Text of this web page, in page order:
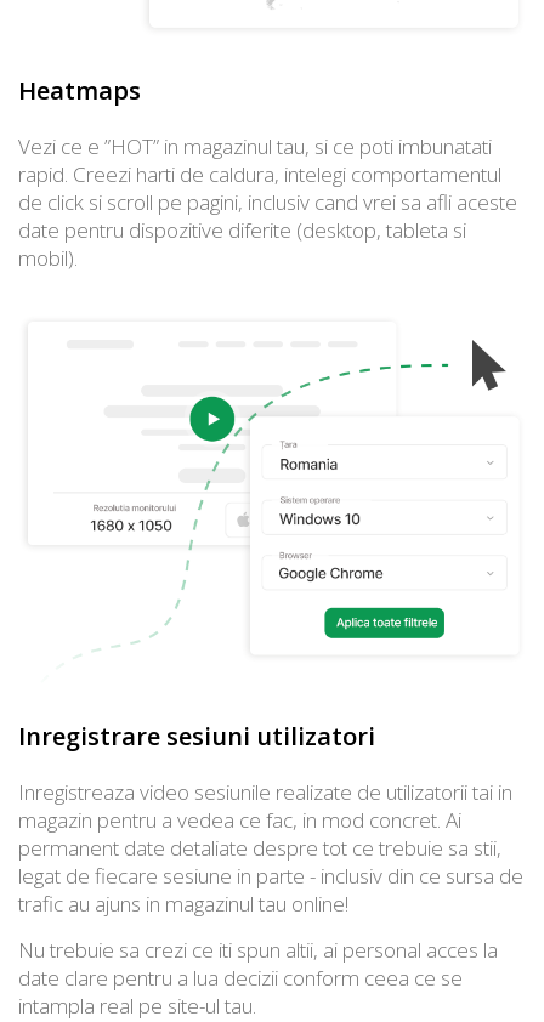
Heatmaps
Vezi ce e ”HOT” in magazinul tau, si ce poti imbunatati
rapid. Creezi harti de caldura, intelegi comportamentul
de click si scroll pe pagini, inclusiv cand vrei sa afli aceste
date pentru dispozitive diferite (desktop, tableta si
mobil).
Inregistrare sesiuni utilizatori
Inregistreaza video sesiunile realizate de utilizatorii tai in
magazin pentru a vedea ce fac, in mod concret. Ai
permanent date detaliate despre tot ce trebuie sa stii,
legat de fiecare sesiune in parte - inclusiv din ce sursa de
trafic au ajuns in magazinul tau online!
Nu trebuie sa crezi ce iti spun altii, ai personal acces la
date clare pentru a lua decizii conform ceea ce se
intampla real pe site-ul tau.